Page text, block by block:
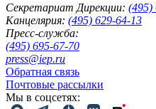
Секретариат Дирекции: (495)
Канцелярия: (495) 629-64-13
Пресс-служба:
(495) 695-67-70
press@iep.ru
Обратная связь
Почтовые рассылки
Мы в соцсетях: